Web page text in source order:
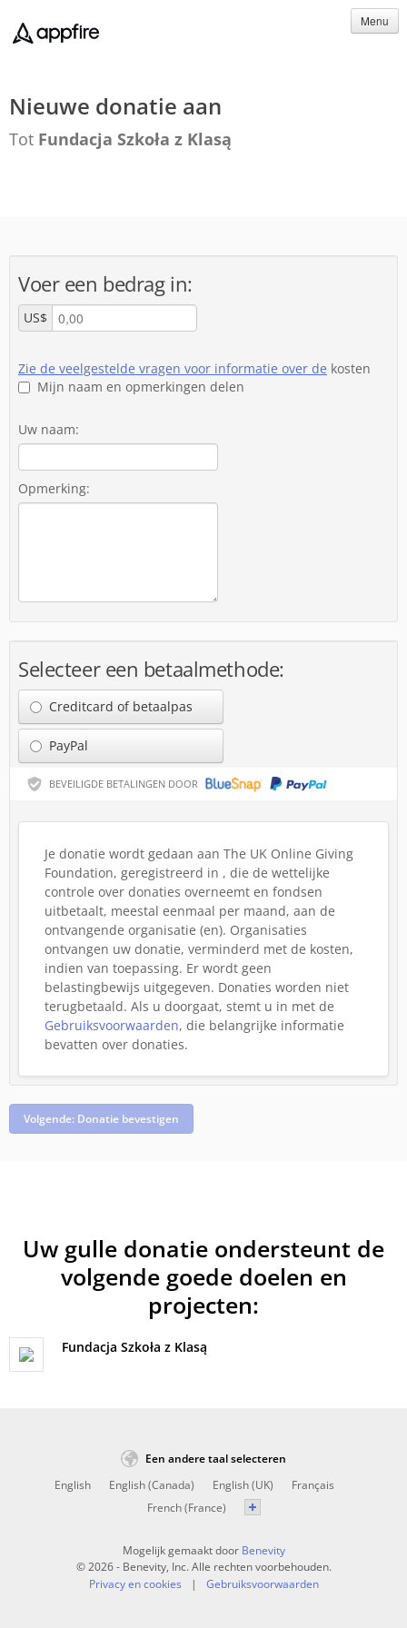
Menu
Nieuwe donatie aan
Tot Fundacja Szkoła z Klasą
Voer een bedrag in:
US$
Zie de veelgestelde vragen voor informatie over de kosten
Mijn naam en opmerkingen delen
Uw naam:
Opmerking:
Selecteer een betaalmethode:
Creditcard of betaalpas
PayPal
BEVEILIGDE BETALINGEN DOOR
Je donatie wordt gedaan aan The UK Online Giving
Foundation, geregistreerd in , die de wettelijke
controle over donaties overneemt en fondsen
uitbetaalt, meestal eenmaal per maand, aan de
ontvangende organisatie (en). Organisaties
ontvangen uw donatie, verminderd met de kosten,
indien van toepassing. Er wordt geen
belastingbewijs uitgegeven. Donaties worden niet
terugbetaald. Als u doorgaat, stemt u in met de
Gebruiksvoorwaarden, die belangrijke informatie
bevatten over donaties.
Volgende: Donatie bevestigen
Uw gulle donatie ondersteunt de
volgende goede doelen en
projecten:
Fundacja Szkoła z Klasą
Een andere taal selecteren
English
English (Canada) English (UK)
Français
French (France)
Mogelijk gemaakt door Benevity
© 2026 - Benevity, Inc. Alle rechten voorbehouden.
Privacy en cookies
Gebruiksvoorwaarden